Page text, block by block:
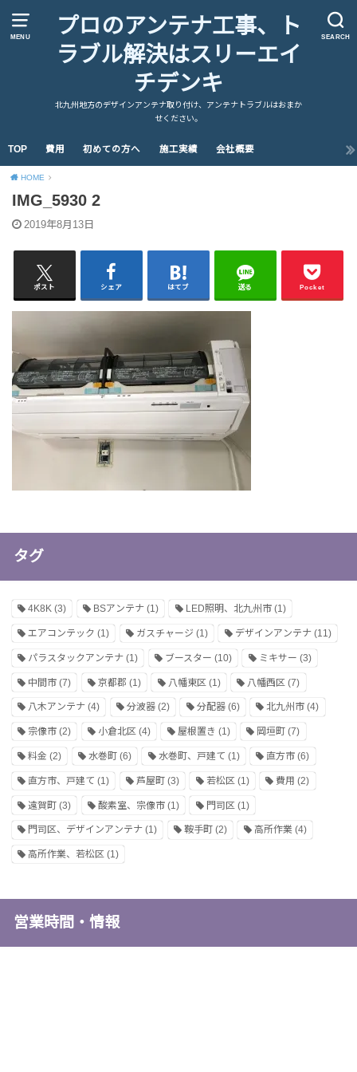
MENU SEARCH
プロのアンテナ工事、ト
ラブル解決はスリーエイ
チデンキ
北九州地方のデザインアンテナ取り付け、アンテナトラブルはおまか
せください。
TOP 費用 初めての方へ 施工実績 会社概要
HOME
IMG_5930 2
2019年8月13日
ポスト シェア はてブ 送る Pocket
タグ
4K8K (3) BSアンテナ(1) LED照明、北九州市(1)
エアコンテック (1) ガスチャージ (1) デザインアンテナ(11)
パラスタックアンテナ (1) ブースター (10) ミキサー (3)
中間市 (7) 京都郡 (1) 八幡東区 (1) 八幡西区 (7)
八木アンテナ (4) 分波器(2) 分配器(6) 北九州市 (4)
宗像市 (2) 小倉北区(4) 屋根置き (1) 岡垣町 (7)
料金 (2) 水巻町(6) 水巻町、戸建て (1) 直方市 (6)
直方市、戸建て (1) 芦屋町(3) 若松区 (1) 費用 (2)
遠賀町 (3) 酸素室、宗像市(1) 門司区 (1)
門司区、デザインアンテナ (1) 鞍手町(2) 高所作業(4)
高所作業、若松区 (1)
営業時間・情報